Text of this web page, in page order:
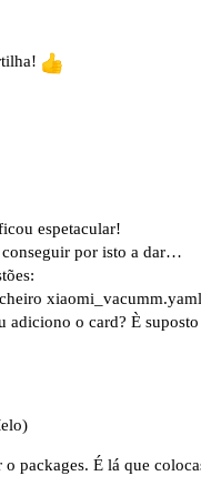
espetacular!
conseguir por isto a dar…
o card? È
o packages. É lá que